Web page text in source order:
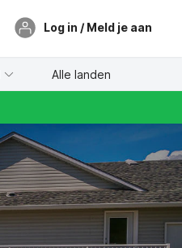
Log in / Meld je aan
Alle landen